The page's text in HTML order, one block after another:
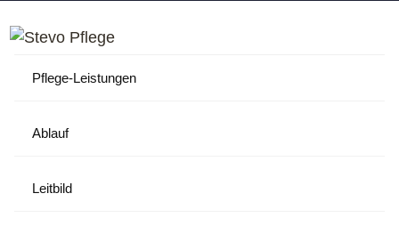
Pflege-Leistungen
Ablauf
Leitbild